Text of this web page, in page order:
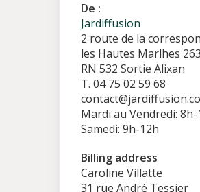
De :
Jardiffusion
2 route de la
les Hautes Marlhes
RN 532 Sortie Alixan
T. 04 75 02 59 68
Mardi au Vendredi:
Samedi: 9h-12h
Billing address
Caroline Villatte
31 rue André Tessier